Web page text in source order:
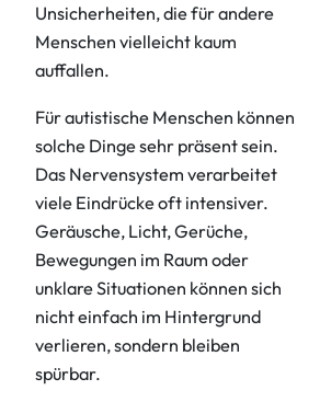
Unsicherheiten, die für andere
Menschen vielleicht kaum
auffallen.
Für autistische Menschen können
solche Dinge sehr präsent sein.
Das Nervensystem verarbeitet
viele Eindrücke oft intensiver.
Geräusche, Licht, Gerüche,
Bewegungen im Raum oder
unklare Situationen können sich
nicht einfach im Hintergrund
verlieren, sondern bleiben
spürbar.